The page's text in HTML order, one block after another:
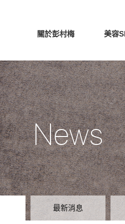
關於彭村梅 美容
News
最新消息